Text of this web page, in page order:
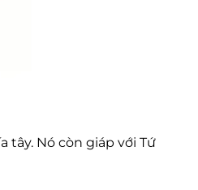
tây. Nó còn giáp với Tứ